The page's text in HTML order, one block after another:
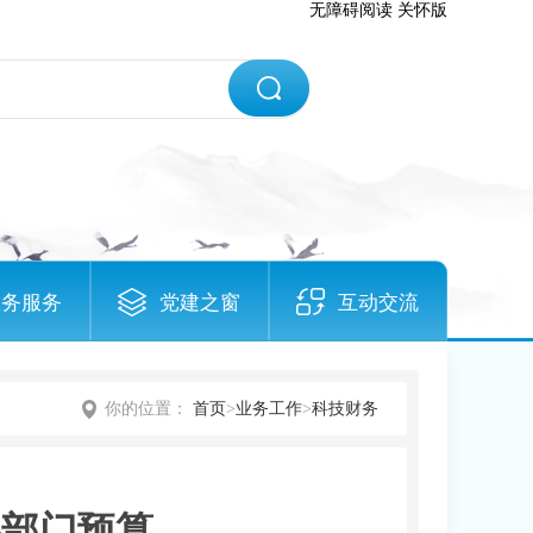
无障碍阅读 关怀版
服务 党建之窗 互动交流
你的位置： 首页>业务工作>科技财务